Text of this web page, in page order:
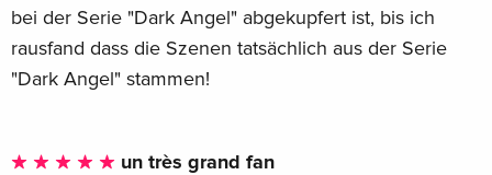
bei der Serie "Dark Angel" abgekupfert ist, bis ich
rausfand dass die Szenen tatsächlich aus der Serie
"Dark Angel" stammen!
un très grand fan